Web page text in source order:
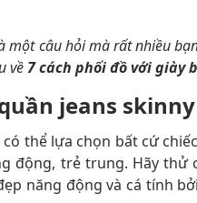
câu hỏi mà rất nhiều
về7cách phối đồ với giày
jeans skinny
thể lựa chọn bất cứ
động, trẻ trung. Hãy thử
năng động và cá tính